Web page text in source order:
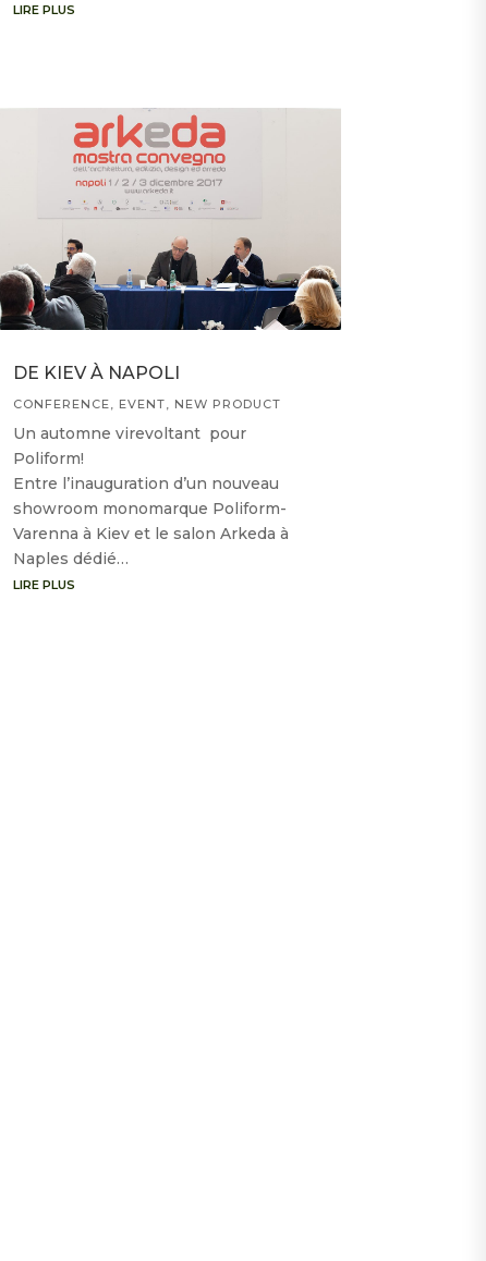
LIRE PLUS
DE KIEV À NAPOLI
CONFERENCE, EVENT, NEW PRODUCT
Un automne virevoltant pour
Poliform!
Entre l’inauguration d’un nouveau
showroom monomarque Poliform-
Varenna à Kiev et le salon Arkeda à
Naples dédié…
LIRE PLUS